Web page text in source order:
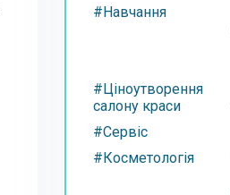
#Навчання
#Ціноутворення
салону краси
#Сервіс
#Косметологія